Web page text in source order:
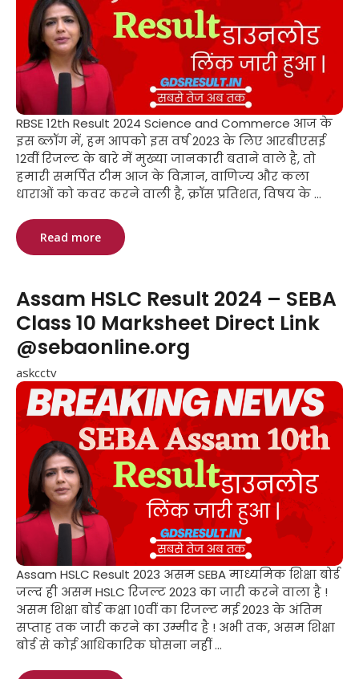
RBSE 12th Result 2024 Science and Commerce आज के
इस ब्लॉग में, हम आपको इस वर्ष 2023 के लिए आरबीएसई
12वीं रिजल्ट के बारे में मुख्या जानकारी बताने वाले है, तो
हमारी समर्पित टीम आज के विज्ञान, वाणिज्य और कला
धाराओं को कवर करने वाली है, क्रॉस प्रतिशत, विषय के ...
Read more
Assam HSLC Result 2024 – SEBA
Class 10 Marksheet Direct Link
@sebaonline.org
askcctv
Assam HSLC Result 2023 असम SEBA माध्यमिक शिक्षा बोर्ड
जल्द ही असम HSLC रिजल्ट 2023 का जारी करने वाला है !
असम शिक्षा बोर्ड कक्षा 10वीं का रिजल्ट मई 2023 के अंतिम
सप्ताह तक जारी करने का उम्मीद है ! अभी तक, असम शिक्षा
बोर्ड से कोई आधिकारिक घोसना नहीं ...